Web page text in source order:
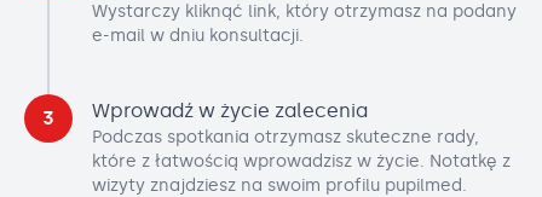
Wystarczy kliknąć link, który otrzymasz na podany
e-mail w dniu konsultacji.
3 Wprowadź w życie zalecenia
Podczas spotkania otrzymasz skuteczne rady,
które z łatwością wprowadzisz w życie. Notatkę z
wizyty znajdziesz na swoim profilu pupilmed.